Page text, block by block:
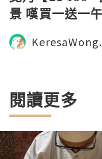
景 嘆買一送一
閱讀更多